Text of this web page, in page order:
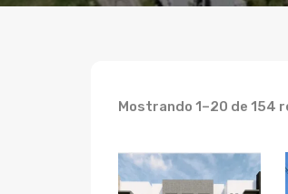
Mostrando 1–20 de 154